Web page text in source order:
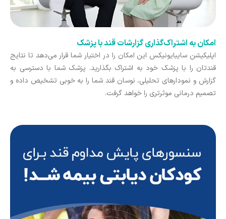
امکان به اشتراک‌گذاری گزارشات قند با پزشک
اپلیکیشن سایبایونیکس این امکان را در اختیار شما قرار می‌دهد تا نتایج
قندتان را با پزشک خود به اشتراک بگذارید. پزشک شما با دسترسی به
گزارش و نمودارهای تحلیلی، نوسان قند شما را به خوبی تشخیص داده و
تصمیم درمانی موثرتری را خواهد گرفت.